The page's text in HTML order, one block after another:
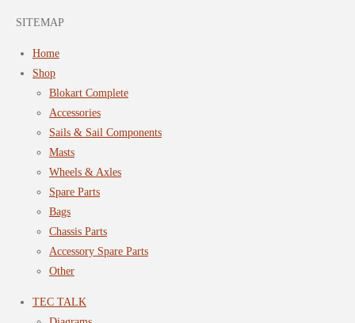
SITEMAP
Home
Shop
Blokart Complete
Accessories
Sails & Sail Components
Masts
Wheels & Axles
Spare Parts
Bags
Chassis Parts
Accessory Spare Parts
Other
TEC TALK